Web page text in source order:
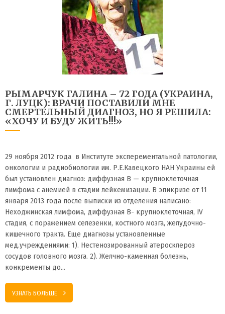
РЫМАРЧУК ГАЛИНА – 72 ГОДА (УКРАИНА,
Г. ЛУЦК): ВРАЧИ ПОСТАВИЛИ МНЕ
СМЕРТЕЛЬНЫЙ ДИАГНОЗ, НО Я РЕШИЛА:
«ХОЧУ И БУДУ ЖИТЬ!!!»
29 ноября 2012 года в Институте эксперементальной патологии,
онкологии и радиобиологии им. Р.Е.Кавецкого НАН Украины ей
был установлен диагноз: диффузная В — крупноклеточная
лимфома с анемией в стадии лейкемизации. В эпикризе от 11
января 2013 года после выписки из отделения написано:
Неходжинская лимфома, диффузная В- крупноклеточная, IV
стадия, с поражением селезенки, костного мозга, желудочно-
кишечного тракта. Еще диагнозы установленные
мед.учреждениями: 1). Нестенозированный атеросклероз
сосудов головного мозга. 2). Желчно-каменная болезнь,
конкременты до…
УЗНАТЬ БОЛЬШЕ